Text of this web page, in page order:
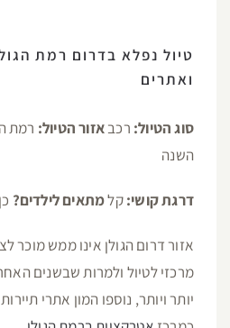
טיול נפלא בדרום רמת
ואתרים
סוג הטיול: רכבאזור הטיול: רמת
השנה
דרגת קושי:קלמתאים לילדים? כן
אזור דרום הגולן אינו ממש מוכר
מרכזי לטיול ולמרות שבשנים
יותר ויותר, נוספו המון אתרי